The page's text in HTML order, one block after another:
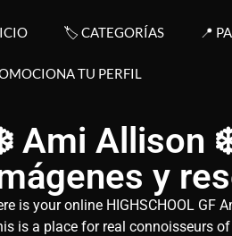
🏷️ CATEGORÍAS 📍
TU PERFIL
Ami Allison
y
is your online HIGHSCHOOL GF
is a place for real connoisseurs